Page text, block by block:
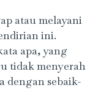
atau melayani
ini.
apa, yang
tidak menyerah
dengan sebaik-